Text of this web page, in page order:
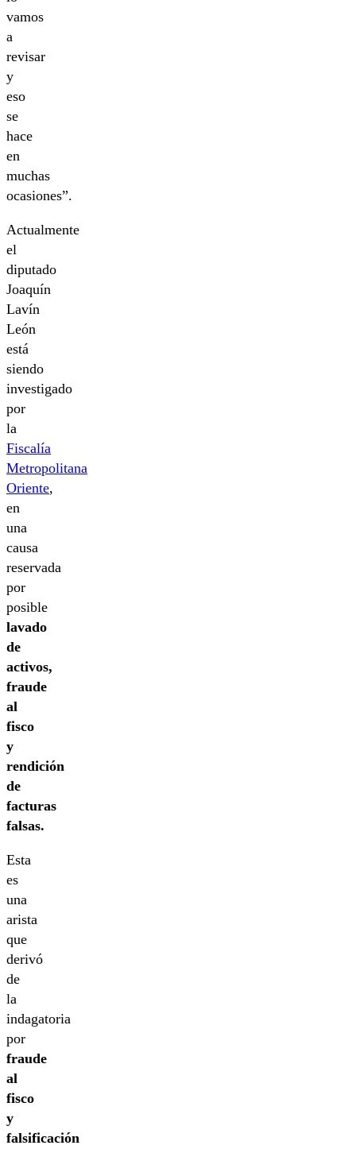
vamos
a
revisar
y
eso
se
hace
en
muchas
ocasiones”.
Actualmente
el
diputado
Joaquín
Lavín
León
está
siendo
investigado
por
la
Fiscalía
Metropolitana
Oriente,
en
una
causa
reservada
por
posible
lavado
de
activos,
fraude
al
fisco
y
rendición
de
facturas
falsas.
Esta
es
una
arista
que
derivó
de
la
indagatoria
por
fraude
al
fisco
y
falsificación